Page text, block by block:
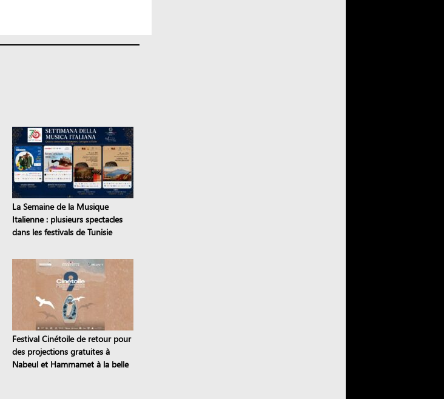
La Semaine de la Musique
Italienne : plusieurs spectacles
dans les festivals de Tunisie
Festival Cinétoile de retour pour
des projections gratuites à
Nabeul et Hammamet à la belle